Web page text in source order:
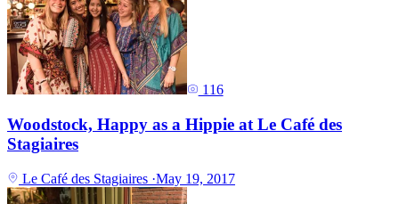
116
Woodstock, Happy as a Hippie at Le Café des
Stagiaires
Le Café des Stagiaires ·May 19, 2017